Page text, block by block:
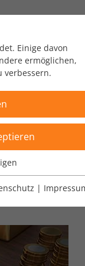
Einige davon
ermöglichen,
verbessern.
Funktionen der
|